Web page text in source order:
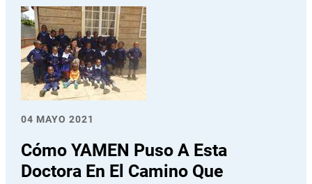
04 MAYO 2021
Cómo YAMEN Puso A Esta
Doctora En El Camino Que